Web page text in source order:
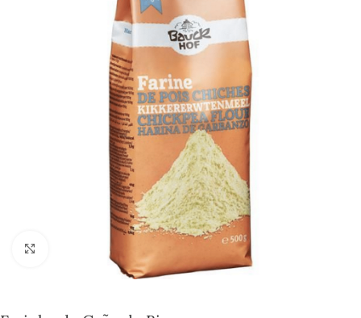
Click to enlarge